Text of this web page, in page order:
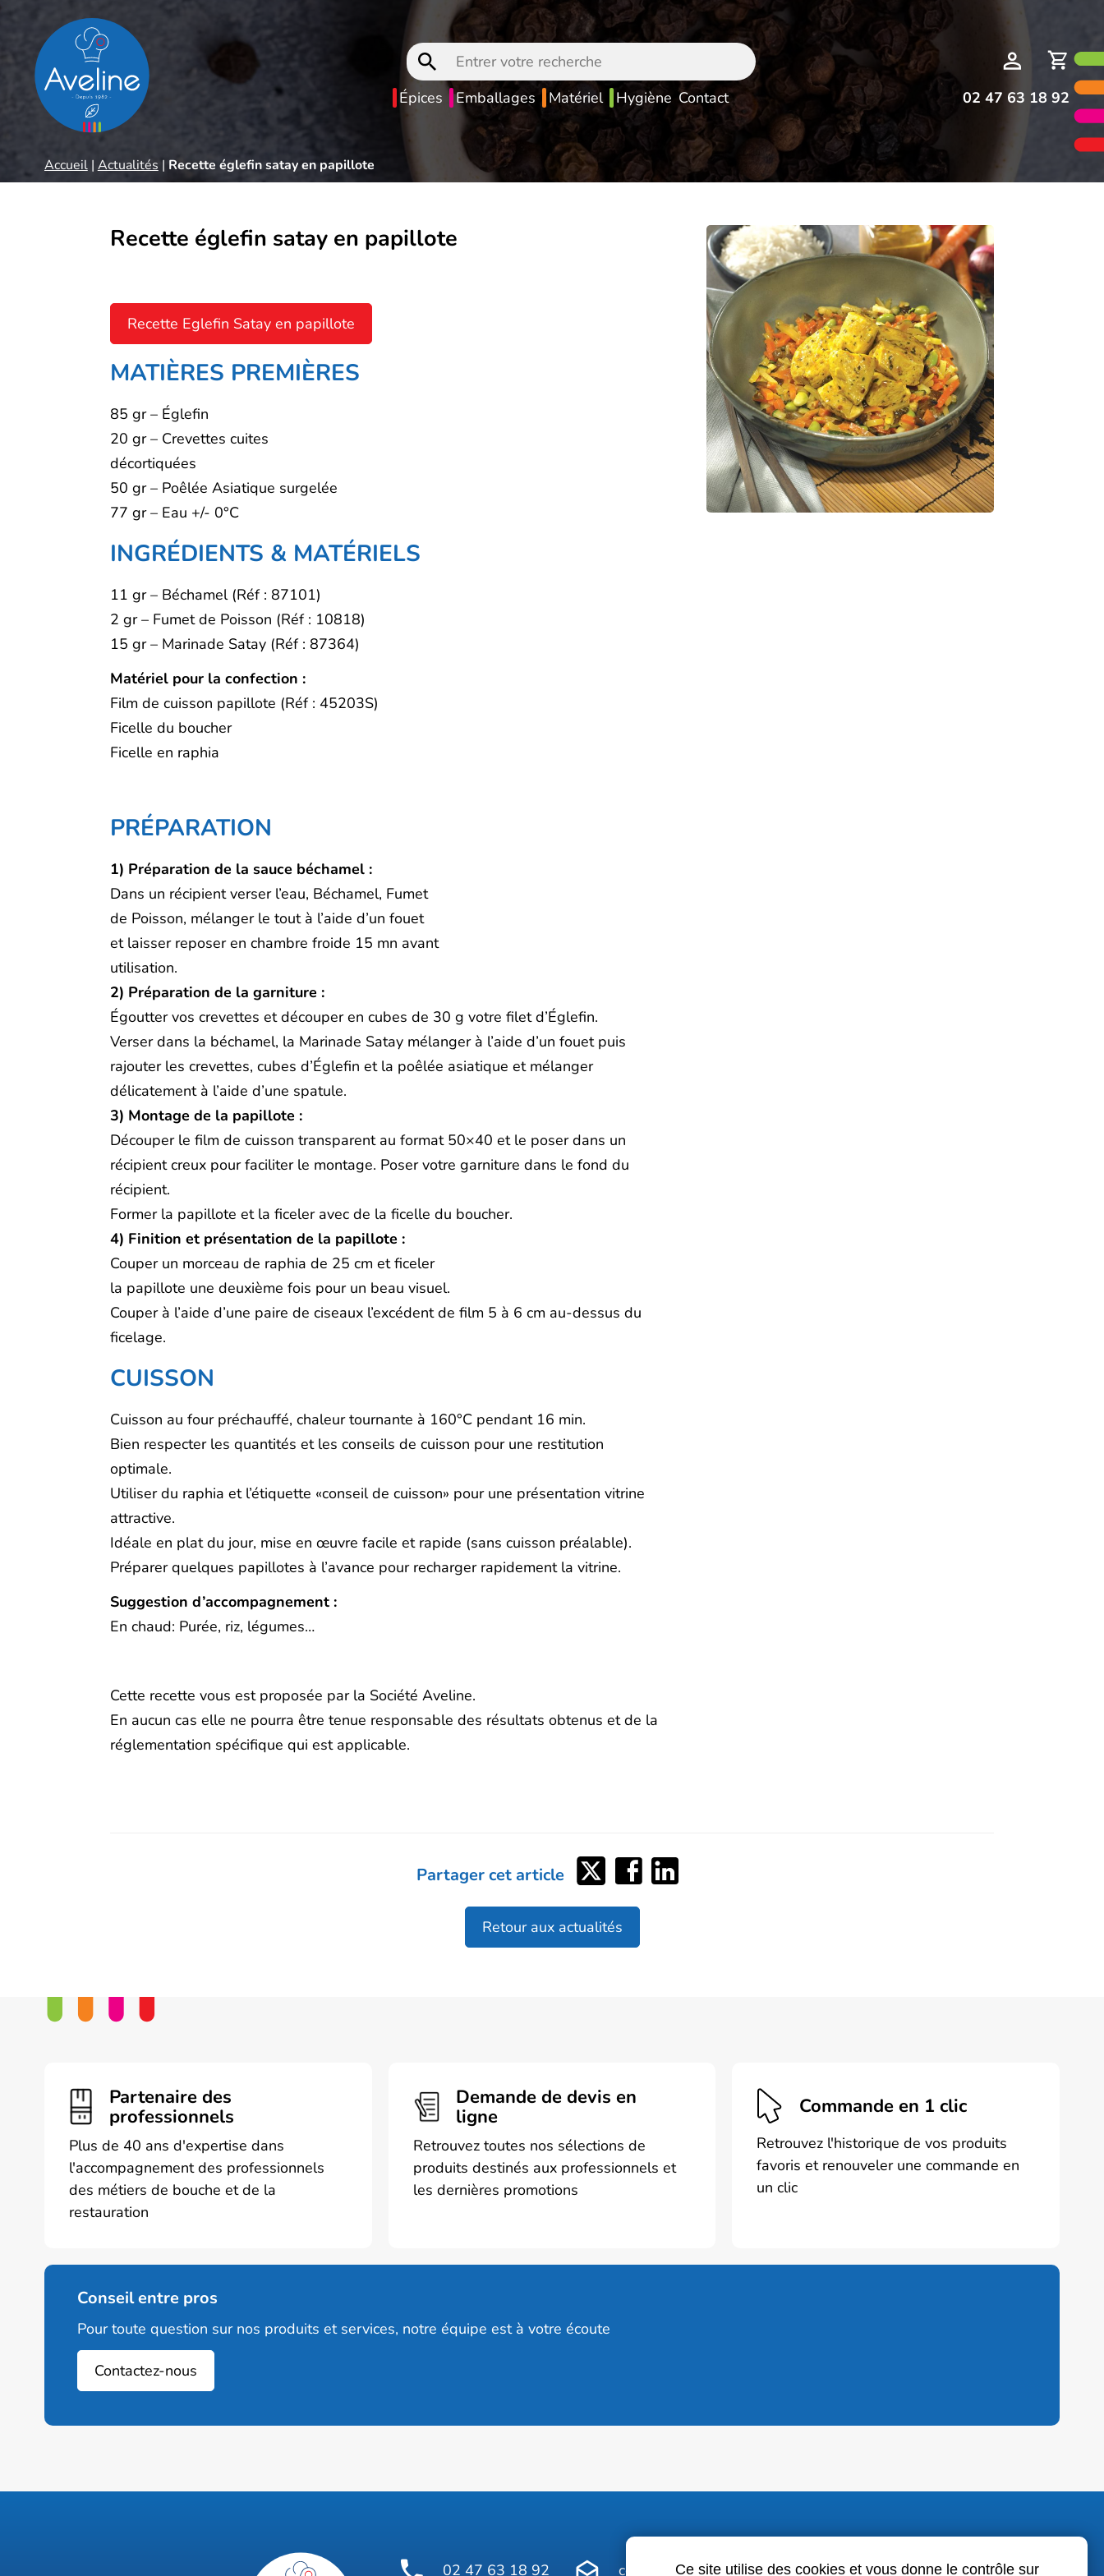
Entrer
votre
recherche
Mon
devis
Épices Emballages Matériel Hygiène Contact 02 47 63 18 92
Accueil| Actualités | Recette églefin satay en papillote
Recette églefin satay en papillote
Recette Eglefin Satay en papillote
MATIÈRES PREMIÈRES
85 gr – Églefin
20 gr – Crevettes cuites
décortiquées
50 gr – Poêlée Asiatique surgelée
77 gr – Eau +/- 0°C
INGRÉDIENTS & MATÉRIELS
11 gr – Béchamel (Réf : 87101)
2 gr – Fumet de Poisson (Réf : 10818)
15 gr – Marinade Satay (Réf : 87364)
Matériel pour la confection :
Film de cuisson papillote (Réf : 45203S)
Ficelle du boucher
Ficelle en raphia
PRÉPARATION
1) Préparation de la sauce béchamel :
Dans un récipient verser l’eau, Béchamel, Fumet
de Poisson, mélanger le tout à l’aide d’un fouet
et laisser reposer en chambre froide 15 mn avant
utilisation.
2) Préparation de la garniture :
Égoutter vos crevettes et découper en cubes de 30 g votre filet d’Églefin.
Verser dans la béchamel, la Marinade Satay mélanger à l’aide d’un fouet puis
rajouter les crevettes, cubes d’Églefin et la poêlée asiatique et mélanger
délicatement à l’aide d’une spatule.
3) Montage de la papillote :
Découper le film de cuisson transparent au format 50×40 et le poser dans un
récipient creux pour faciliter le montage. Poser votre garniture dans le fond du
récipient.
Former la papillote et la ficeler avec de la ficelle du boucher.
4) Finition et présentation de la papillote :
Couper un morceau de raphia de 25 cm et ficeler
la papillote une deuxième fois pour un beau visuel.
Couper à l’aide d’une paire de ciseaux l’excédent de film 5 à 6 cm au-dessus du
ficelage.
CUISSON
Cuisson au four préchauffé, chaleur tournante à 160°C pendant 16 min.
Bien respecter les quantités et les conseils de cuisson pour une restitution
optimale.
Utiliser du raphia et l’étiquette «conseil de cuisson» pour une présentation vitrine
attractive.
Idéale en plat du jour, mise en œuvre facile et rapide (sans cuisson préalable).
Préparer quelques papillotes à l’avance pour recharger rapidement la vitrine.
Suggestion d’accompagnement :
En chaud: Purée, riz, légumes…
Cette recette vous est proposée par la Société Aveline.
En aucun cas elle ne pourra être tenue responsable des résultats obtenus et de la
réglementation spécifique qui est applicable.
Partager cet article
Partager
sur
Twitter
Partager
sur
Facebook
Partager
sur
Retour aux actualités
Partenaire des
professionnels
Plus de 40 ans d'expertise dans
l'accompagnement des professionnels
des métiers de bouche et de la
restauration
Demande de devis en
ligne
Retrouvez toutes nos sélections de
produits destinés aux professionnels et
les dernières promotions
Commande en 1 clic
Retrouvez l'historique de vos produits
favoris et renouveler une commande en
un clic
Conseil entre pros
Pour toute question sur nos produits et services, notre équipe est à votre écoute
Contactez-nous
02 47 63 18 92 contact@avelinepro.fr
Ce site utilise des cookies et vous donne le contrôle sur